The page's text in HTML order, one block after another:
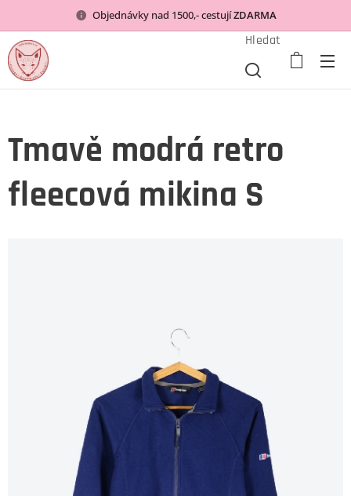
Objednávky nad 1500,- cestujíZDARMA
Hledat
Tmavě modrá retro
fleecová mikina S